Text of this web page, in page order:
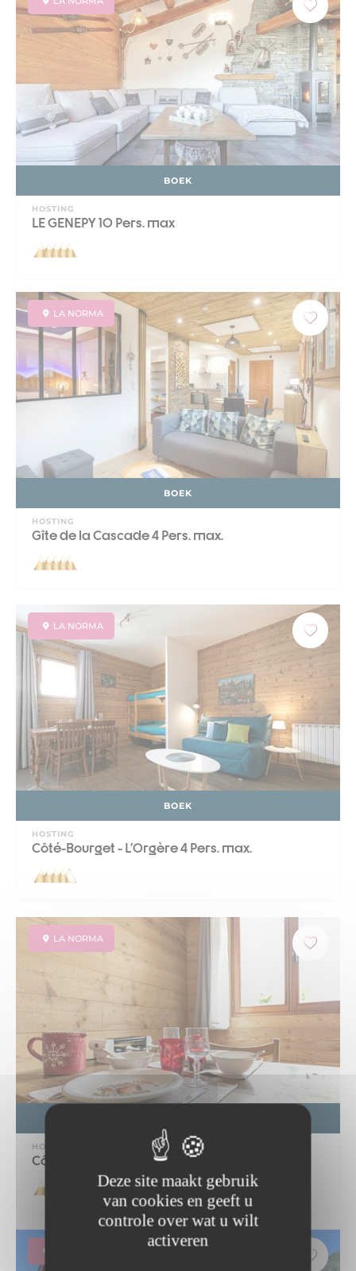
Deze site maakt gebruik
van cookies en geeft u
controle over wat u wilt
activeren
BOEK
HOSTING
LE GENEPY 10 Pers. max
LA NORMA
BOEK
HOSTING
Gîte de la Cascade 4 Pers. max.
LA NORMA
BOEK
HOSTING
Côté-Bourget - L'Orgère 4 Pers. max.
LA NORMA
HOSTING
Côté-Bourget - L'Aiguille Doran 2 Per...